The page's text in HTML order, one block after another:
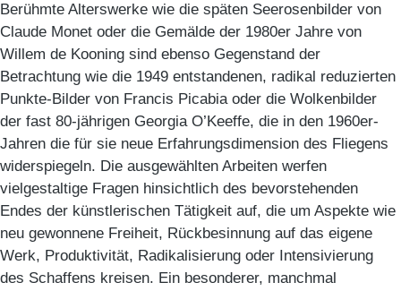
Berühmte Alterswerke wie die späten Seerosenbilder von
Claude Monet oder die Gemälde der 1980er Jahre von
Willem de Kooning sind ebenso Gegenstand der
Betrachtung wie die 1949 entstandenen, radikal reduzierten
Punkte-Bilder von Francis Picabia oder die Wolkenbilder
der fast 80-jährigen Georgia O’Keeffe, die in den 1960er-
Jahren die für sie neue Erfahrungsdimension des Fliegens
widerspiegeln. Die ausgewählten Arbeiten werfen
vielgestaltige Fragen hinsichtlich des bevorstehenden
Endes der künstlerischen Tätigkeit auf, die um Aspekte wie
neu gewonnene Freiheit, Rückbesinnung auf das eigene
Werk, Produktivität, Radikalisierung oder Intensivierung
des Schaffens kreisen. Ein besonderer, manchmal